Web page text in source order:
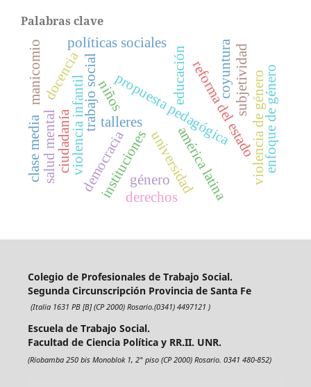
Palabras clave
talleres
trabajo socialpropuesta pedagógica
instituciones américa latina
reforma del estadoviolencia de género
violencia infantil universidad
educación
docencia enfoque de género
democracia
subjetividad
ciudadanía
políticas sociales
género
salud mental
manicomio niños
derechos
clase media
coyuntura
Colegio de Profesionales de Trabajo Social.
Segunda Circunscripción Provincia de Santa Fe
(Italia 1631 PB [B] (CP 2000) Rosario.(0341) 4497121 )
Escuela de Trabajo Social.
Facultad de Ciencia Política y RR.II. UNR.
(Riobamba 250 bis Monoblok 1, 2° piso (CP 2000) Rosario. 0341 480-852)